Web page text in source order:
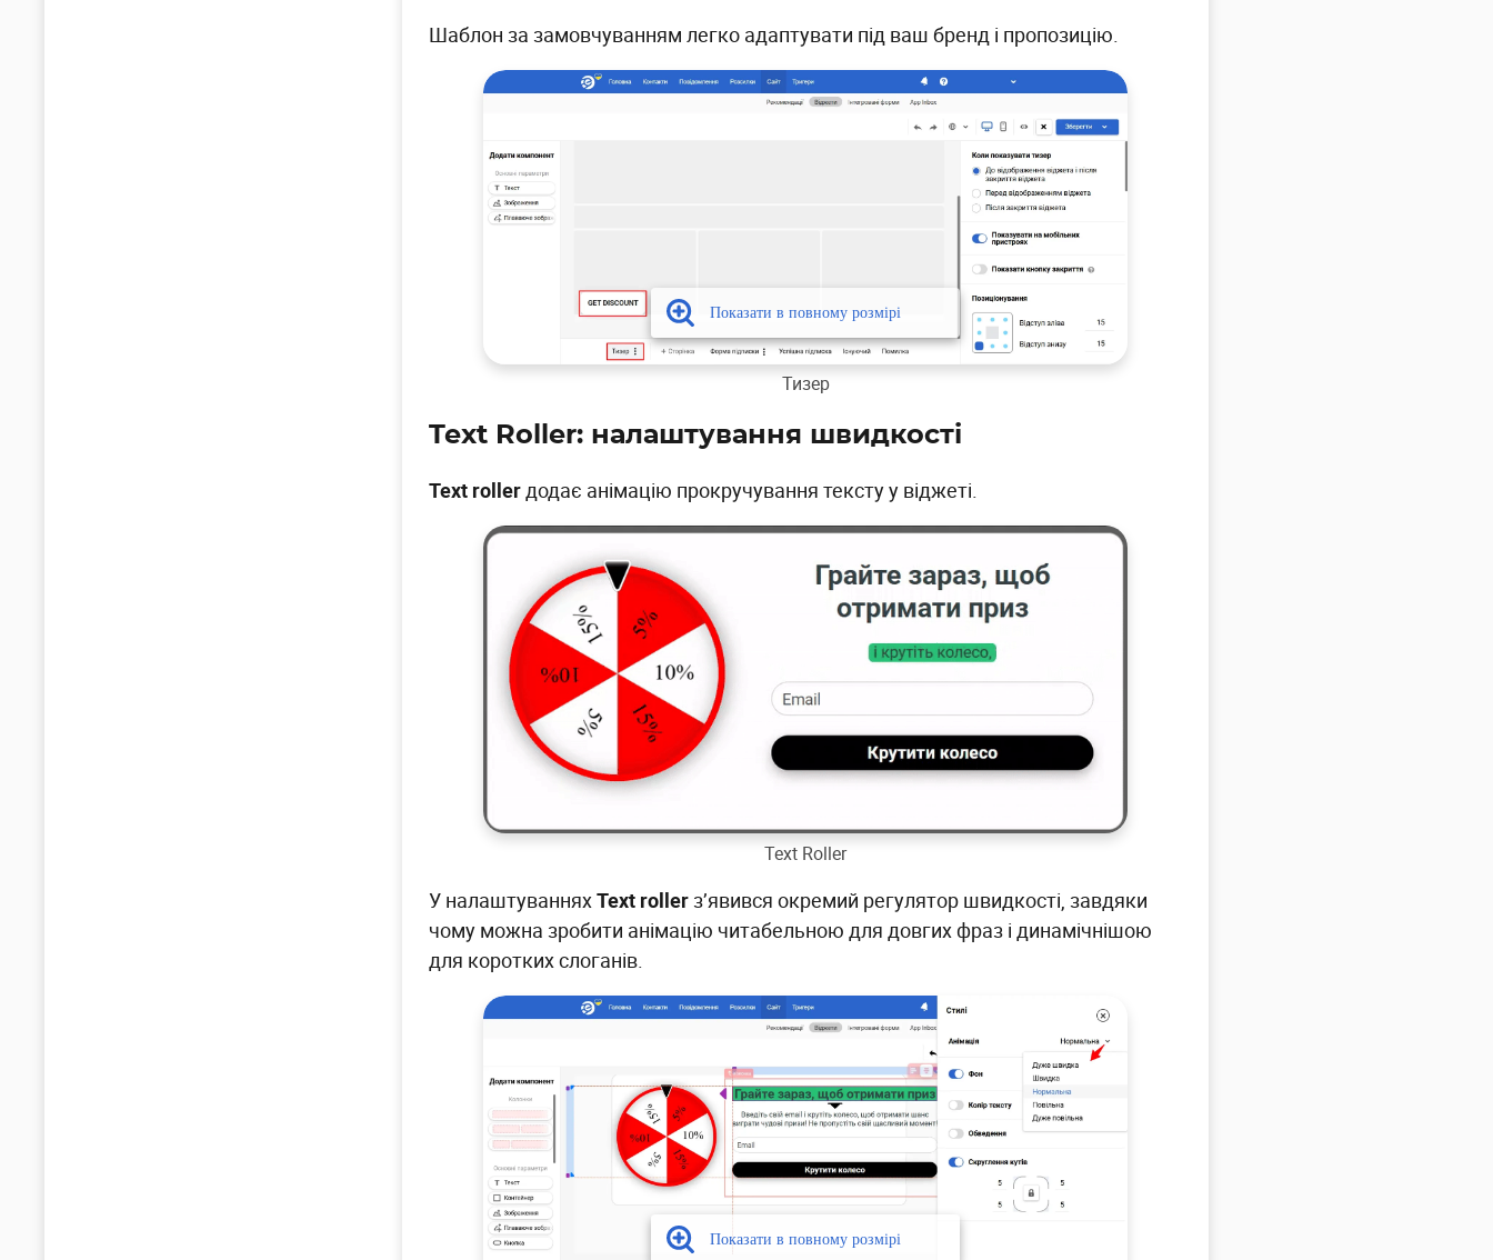
Шаблон за замовчуванням легко адаптувати під ваш бренд і пропозицію.
Тизер
Text Roller: налаштування швидкості
Text rollerдодає анімацію прокручування тексту у віджеті.
Text Roller
У налаштуванняхText rollerз’явився окремий регулятор швидкості, завдяки
чому можна зробити анімацію читабельною для довгих фраз і динамічнішою
для коротких слоганів.